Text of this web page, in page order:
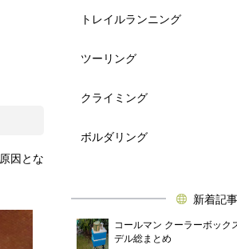
因とな
トレイルランニング
ツーリング
クライミング
ボルダリング
新着記事
コールマン クーラーボック
デル総まとめ